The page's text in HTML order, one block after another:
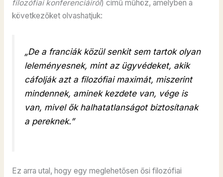
filozófiai konferenciáiról) című műhöz, amelyben a
következőket olvashatjuk:
„De a franciák közül senkit sem tartok olyan
leleményesnek, mint az ügyvédeket, akik
cáfolják azt a filozófiai maximát, miszerint
mindennek, aminek kezdete van, vége is
van, mivel ők halhatatlanságot biztosítanak
a pereknek.”
Ez arra utal, hogy egy meglehetősen ősi filozófiai